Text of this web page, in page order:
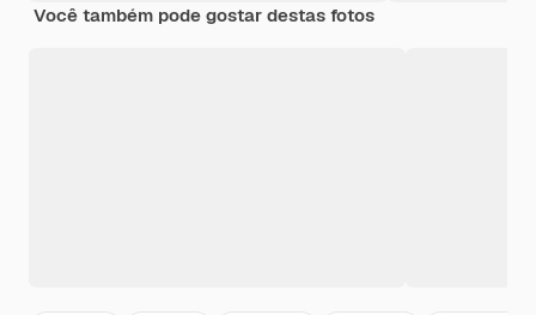
Você também pode gostar destas fotos